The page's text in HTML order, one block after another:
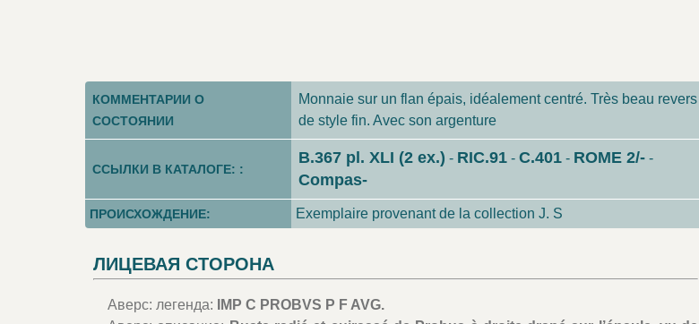
КОММЕНТАРИИ О
СОСТОЯНИИ
Monnaie sur un flan épais, idéalement centré. Très beau revers
de style fin. Avec son argenture
ССЫЛКИ В КАТАЛОГЕ: :
B.367 pl. XLI (2 ex.) - RIC.91 - C.401 - ROME 2/- -
Compas-
ПРОИСХОЖДЕНИЕ: Exemplaire provenant de la collection J. S
ЛИЦЕВАЯ СТОРОНА
Аверс: легенда:
IMP C PROBVS P F AVG.